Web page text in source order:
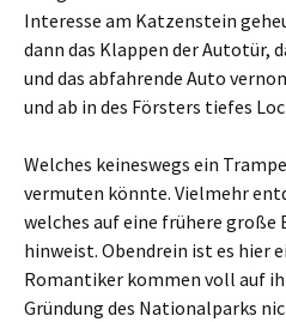
Interesse am Katzenstein
dann das Klappen der Autotür,
und das abfahrende Auto
und ab in des Försters tiefes
Welches keineswegs ein
vermuten könnte. Vielmehr
welches auf eine frühere große
hinweist. Obendrein ist es hier
Romantiker kommen voll auf
Gründung des Nationalparks